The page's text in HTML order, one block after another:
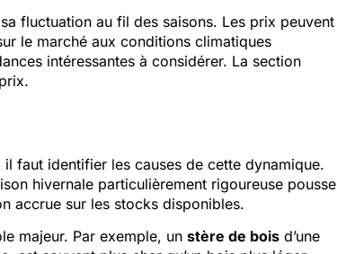
fluctuation au fil des saisons. Les prix peuvent
le marché aux conditions climatiques
intéressantes à considérer. La section
il faut identifier les causes de cette dynamique.
hivernale particulièrement rigoureuse pousse
accrue sur les stocks disponibles.
majeur. Par exemple, un stère de bois d’une